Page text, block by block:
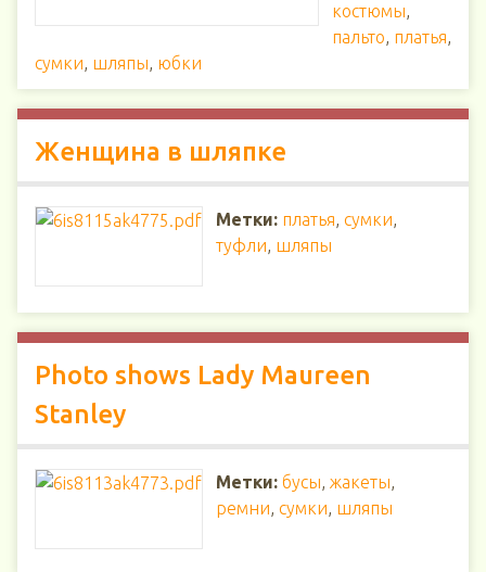
костюмы,
пальто, платья,
сумки, шляпы, юбки
Женщина в шляпке
Метки: платья, сумки,
туфли, шляпы
Photo shows Lady Maureen
Stanley
Метки: бусы, жакеты,
ремни, сумки, шляпы